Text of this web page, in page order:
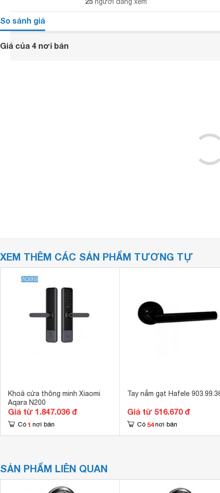
So sánh giá
Giá của 4 nơi bán
XEM THÊM CÁC SẢN PHẨM TƯƠNG TỰ
Khoá cửa thông minh Xiaomi
Aqara N200
Giá từ 1.847.036 đ
Có 1 nơi bán
Tay nắm gạt Hafele
Giá từ 516.670 đ
Có 54 nơi bán
SẢN PHẨM LIÊN QUAN